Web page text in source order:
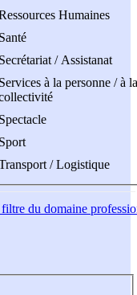
Humaines
Santé
Secrétariat / Assistanat
Services à la personne / à la
Spectacle
Sport
/ Logistique
du domaine